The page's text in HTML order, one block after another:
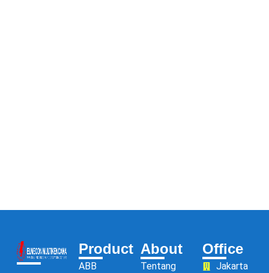
Product
ABB
About
Tentang
Office
Jakarta